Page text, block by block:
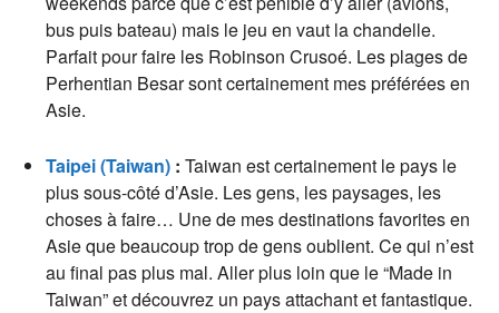
bus puis bateau) mais le jeu en vaut la chandelle.
Parfait pour faire les Robinson Crusoé. Les plages de
Perhentian Besar sont certainement mes préférées en
Asie.
Taipei (Taiwan) : Taiwan est certainement le pays le
plus sous-côté d’Asie. Les gens, les paysages, les
choses à faire… Une de mes destinations favorites en
Asie que beaucoup trop de gens oublient. Ce qui n’est
au final pas plus mal. Aller plus loin que le “Made in
Taiwan” et découvrez un pays attachant et fantastique.